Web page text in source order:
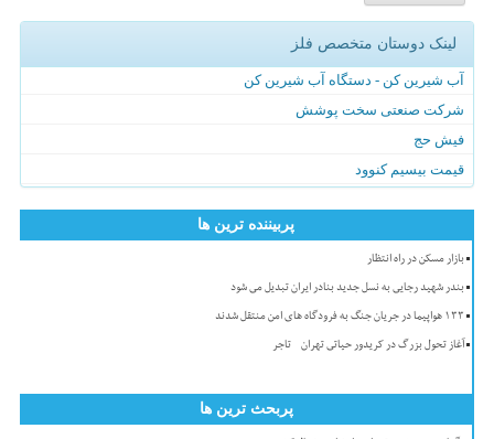
لینک دوستان متخصص فلز
آب شیرین کن - دستگاه آب شیرین کن
شرکت صنعتی سخت پوشش
فیش حج
قیمت بیسیم کنوود
پربیننده ترین ها
بازار مسکن در راه انتظار
بندر شهید رجایی به نسل جدید بنادر ایران تبدیل می شود
۱۳۳ هواپیما در جریان جنگ به فرودگاه های امن منتقل شدند
آغاز تحول بزرگ در کریدور حیاتی تهران - تاجر
پربحث ترین ها